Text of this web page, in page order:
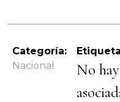
Categoría:
Nacional
No